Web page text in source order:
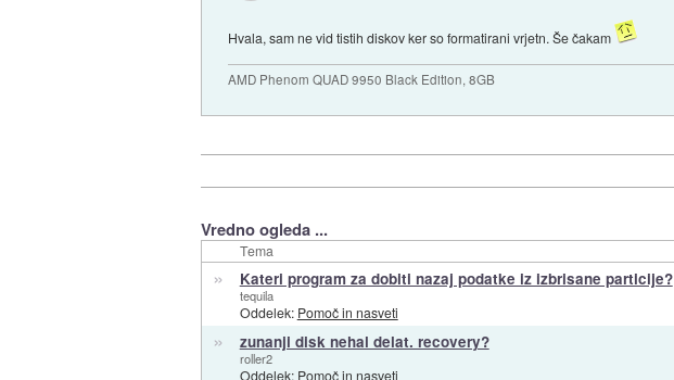
Hvala, sam ne vid tistih diskov ker so formatirani vrjetn. Še čakam
AMD Phenom QUAD 9950 Black Edition, 8GB
Vredno ogleda ...
Tema
» Kateri program za dobiti nazaj podatke iz izbrisane particije?
tequila
Oddelek: Pomoč in nasveti
» zunanji disk nehal delat. recovery?
roller2
Oddelek: Pomoč in nasveti